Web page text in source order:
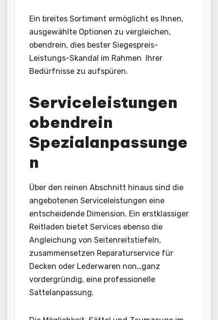
Ein breites Sortiment ermöglicht es Ihnen,
ausgewählte Optionen zu vergleichen,
obendrein, dies bester Siegespreis-
Leistungs-Skandal im Rahmen Ihrer
Bedürfnisse zu aufspüren.
Serviceleistungen
obendrein
Spezialanpassunge
n
Über den reinen Abschnitt hinaus sind die
angebotenen Serviceleistungen eine
entscheidende Dimension. Ein erstklassiger
Reitladen bietet Services ebenso die
Angleichung von Seitenreitstiefeln,
zusammensetzen Reparaturservice für
Decken oder Lederwaren non…ganz
vordergründig, eine professionelle
Sattelanpassung.